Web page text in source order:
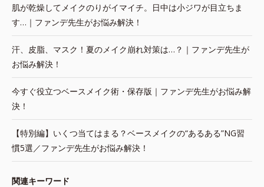
肌が乾燥してメイクのりがイマイチ。日中は小ジワが目立ちま
す…｜ファンデ先生がお悩み解決！
汗、皮脂、マスク！夏のメイク崩れ対策は…？｜ファンデ先生が
お悩み解決！
今すぐ役立つベースメイク術・保存版｜ファンデ先生がお悩み解
決！
【特別編】いくつ当てはまる？ベースメイクの“あるある”NG習
慣5選／ファンデ先生がお悩み解決！
関連キーワード